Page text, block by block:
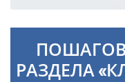
РАЗДЕЛА